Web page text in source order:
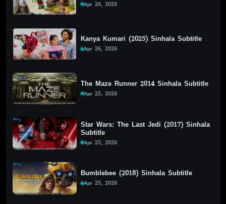
Apr 26, 2026
Kanya Kumari (2025) Sinhala Subtitle
Apr 26, 2026
The Maze Runner 2014 Sinhala Subtitle
Apr 25, 2026
Star Wars: The Last Jedi (2017) Sinhala
Subtitle
Apr 25, 2026
Bumblebee (2018) Sinhala Subtitle
Apr 25, 2026